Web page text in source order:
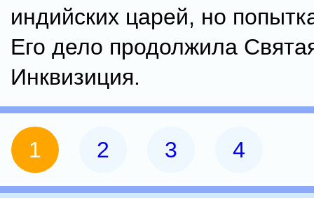
индийских царей, но
Его дело продолжила
Инквизиция.
1 2 3 4